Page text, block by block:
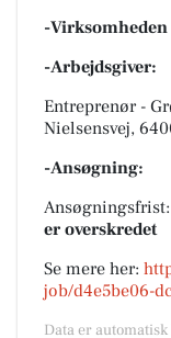
-
-Arbejdsgiver:
Entreprenør -
Nielsensvej,
-Ansøgning:
er overskredet
Se mere her:
job/d4e5be06-
Data er